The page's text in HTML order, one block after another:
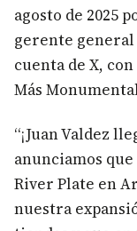
agosto de 2025
gerente general
cuenta de X,
Más
“¡Juan Valdez
anunciamos
River Plate en
nuestra